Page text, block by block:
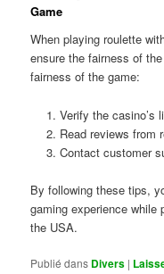
Game
When playing roulette
ensure the fairness of
fairness of the game:
Verify the casino’s
Read reviews from
Contact customer
By following these tips,
gaming experience while
the USA.
Publié dans Divers |